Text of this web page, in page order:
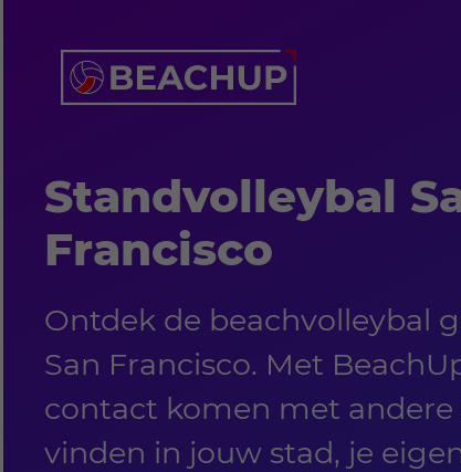
Standvolleybal
Francisco
Ontdek de beachvolleybal
San Francisco. Met
contact komen met andere
vinden in jouw stad, je